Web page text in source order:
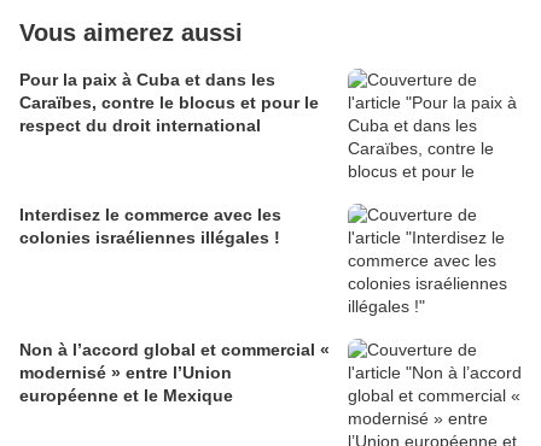
Vous aimerez aussi
Pour la paix à Cuba et dans les
Caraïbes, contre le blocus et pour le
respect du droit international
Interdisez le commerce avec les
colonies israéliennes illégales !
Non à l’accord global et commercial «
modernisé » entre l’Union
européenne et le Mexique